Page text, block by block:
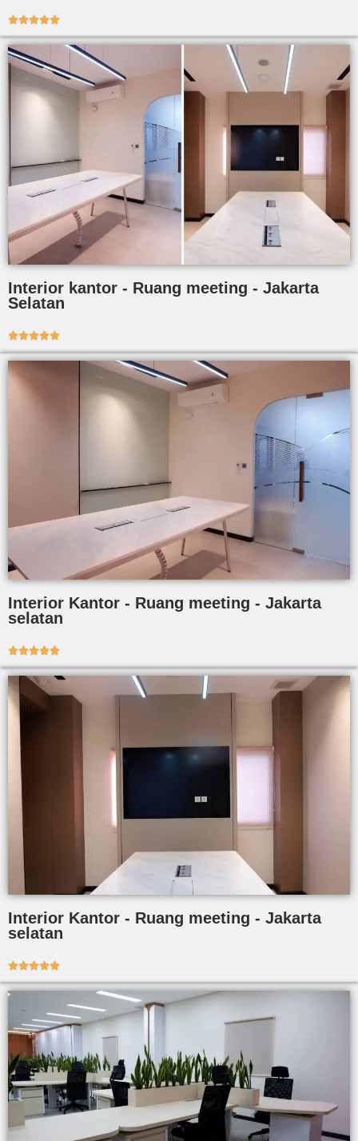

Interior kantor - Ruang meeting - Jakarta
Selatan

Interior Kantor - Ruang meeting - Jakarta
selatan

Interior Kantor - Ruang meeting - Jakarta
selatan
